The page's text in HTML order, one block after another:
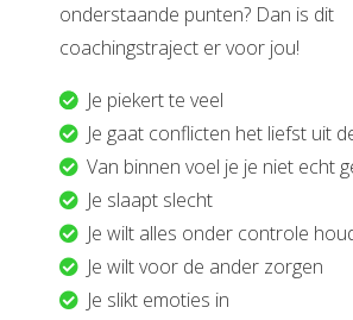
onderstaande punten? Dan is dit
coachingstraject er voor jou!
Je piekert te veel
Je gaat conflicten het liefst uit
Van binnen voel je je niet echt
Je slaapt slecht
Je wilt alles onder controle
Je wilt voor de ander zorgen
Je slikt emoties in